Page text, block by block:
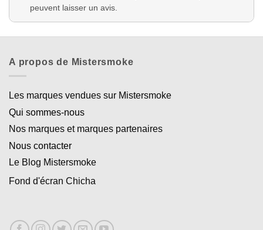
peuvent laisser un avis.
A propos de Mistersmoke
Les marques vendues sur Mistersmoke
Qui sommes-nous
Nos marques et marques partenaires
Nous contacter
Le Blog Mistersmoke
Fond d'écran Chicha